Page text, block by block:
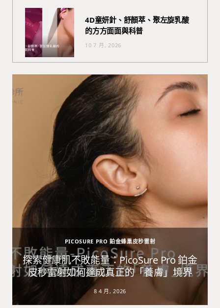
4D童妍針、舒顏萃、聚左旋乳酸
的方方面面與科普
10 7 月, 2026
PICOSURE PRO 鉑金蜂巢皮秒雷射
探索健康肌不敗能量：PicoSure Pro 鉑金
皮秒雷射如何達成真正的「養膚」境界
8 4 月, 2026